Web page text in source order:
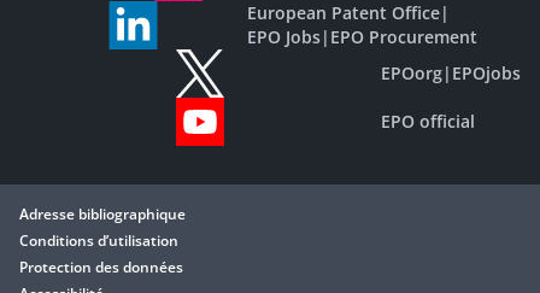
European Patent Office|
EPO Jobs| EPO Procurement
EPOorg| EPOjobs
EPO official
Adresse bibliographique
Conditions d’utilisation
Protection des données